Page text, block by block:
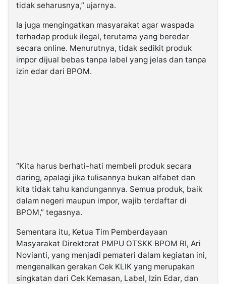
tidak seharusnya,” ujarnya.
Ia juga mengingatkan masyarakat agar waspada
terhadap produk ilegal, terutama yang beredar
secara online. Menurutnya, tidak sedikit produk
impor dijual bebas tanpa label yang jelas dan tanpa
izin edar dari BPOM.
“Kita harus berhati-hati membeli produk secara
daring, apalagi jika tulisannya bukan alfabet dan
kita tidak tahu kandungannya. Semua produk, baik
dalam negeri maupun impor, wajib terdaftar di
BPOM,” tegasnya.
Sementara itu, Ketua Tim Pemberdayaan
Masyarakat Direktorat PMPU OTSKK BPOM RI, Ari
Novianti, yang menjadi pemateri dalam kegiatan ini,
mengenalkan gerakan Cek KLIK yang merupakan
singkatan dari Cek Kemasan, Label, Izin Edar, dan